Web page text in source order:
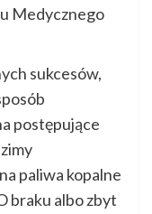
Medycznego
sukcesów,
postępujące
paliwa kopalne
braku albo zbyt